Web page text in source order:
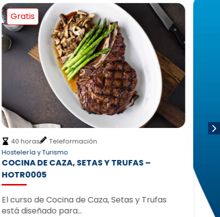
Gratis
40 horas
Teleformación
Hostelería y Turismo
COCINA DE CAZA, SETAS Y TRUFAS –
HOTR0005
El curso de Cocina de Caza, Setas y Trufas
está diseñado para…